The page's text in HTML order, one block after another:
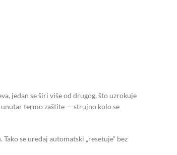
jedan se širi više od drugog, što uzrokuje
termo zaštite — strujno kolo se
se uređaj automatski „resetuje“ bez